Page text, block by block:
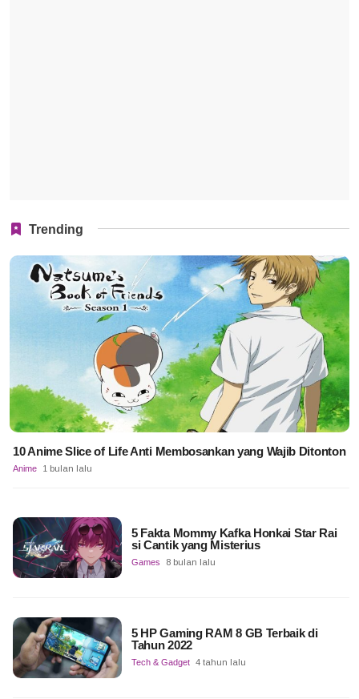
Trending
10 Anime Slice of Life Anti Membosankan yang Wajib Ditonton
Anime 1 bulan lalu
5 Fakta Mommy Kafka Honkai Star Rai
si Cantik yang Misterius
Games 8 bulan lalu
5 HP Gaming RAM 8 GB Terbaik di
Tahun 2022
Tech & Gadget 4 tahun lalu